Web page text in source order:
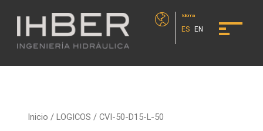
Idioma
ES EN
Inicio /LOGICOS / CVI-50-D15-L-50